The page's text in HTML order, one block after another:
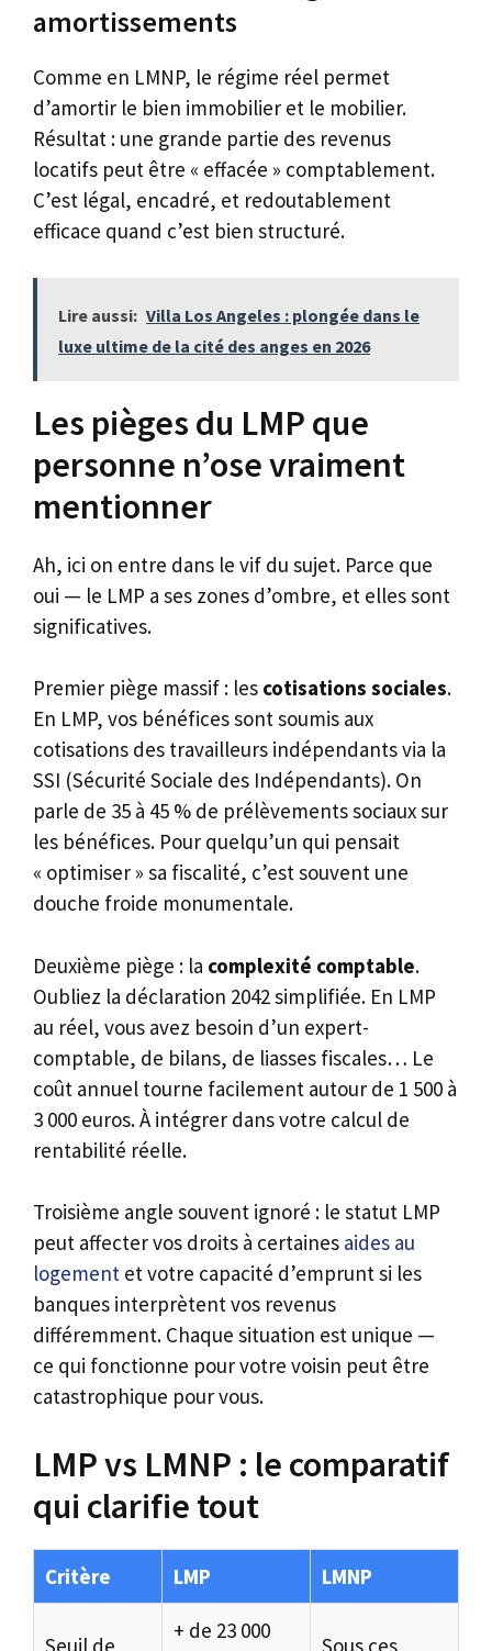
amortissements
Comme en LMNP, le régime réel permet
d’amortir le bien immobilier et le mobilier.
Résultat : une grande partie des revenus
locatifs peut être « effacée » comptablement.
C’est légal, encadré, et redoutablement
efficace quand c’est bien structuré.
Lire aussi: Villa Los Angeles : plongée dans le
luxe ultime de la cité des anges en 2026
Les pièges du LMP que
personne n’ose vraiment
mentionner
Ah, ici on entre dans le vif du sujet. Parce que
oui — le LMP a ses zones d’ombre, et elles sont
significatives.
Premier piège massif : les cotisations sociales.
En LMP, vos bénéfices sont soumis aux
cotisations des travailleurs indépendants via la
SSI (Sécurité Sociale des Indépendants). On
parle de 35 à 45 % de prélèvements sociaux sur
les bénéfices. Pour quelqu’un qui pensait
« optimiser » sa fiscalité, c’est souvent une
douche froide monumentale.
Deuxième piège : la complexité comptable.
Oubliez la déclaration 2042 simplifiée. En LMP
au réel, vous avez besoin d’un expert-
comptable, de bilans, de liasses fiscales… Le
coût annuel tourne facilement autour de 1 500 à
3 000 euros. À intégrer dans votre calcul de
rentabilité réelle.
Troisième angle souvent ignoré : le statut LMP
peut affecter vos droits à certaines aides au
logement et votre capacité d’emprunt si les
banques interprètent vos revenus
différemment. Chaque situation est unique —
ce qui fonctionne pour votre voisin peut être
catastrophique pour vous.
LMP vs LMNP : le comparatif
qui clarifie tout
Critère LMP LMNP
Seuil de
+ de 23 000
Sous ces